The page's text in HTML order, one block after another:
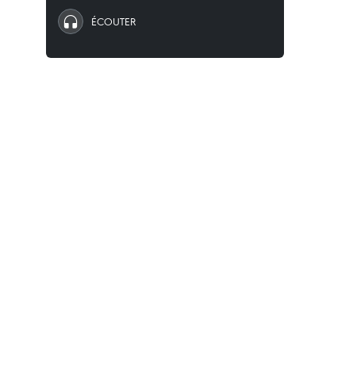
ÉCOUTER